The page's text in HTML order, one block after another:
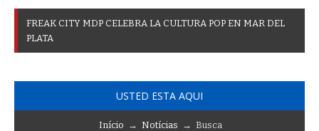
FREAK CITY MDP CELEBRA LA CULTURA POP EN MAR DEL
PLATA
USTED ESTA AQUI
Início → Notícias → Busca